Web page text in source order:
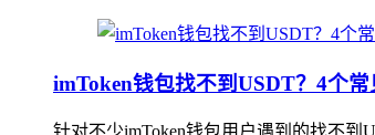
imToken钱包找不到USDT？4个